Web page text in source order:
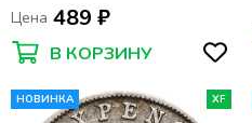
Цена 489 ₽
В КОРЗИНУ
НОВИНКА XF